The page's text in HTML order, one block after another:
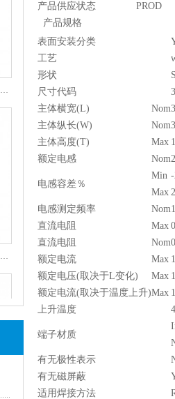
产品供应状态
PROD
产品规格
表面安装分类
工艺
形状
尺寸代码
主体横宽(L)
Nom
主体纵长(W)
Nom
主体高度(T)
Max
额定电感
Nom
电感容差％
Min
Max
电感测定频率
Nom
直流电阻
Max
直流电阻
Nom
额定电流
Max
额定电压(取决于L变化)
Max
额定电流(取决于温度上升)Max
上升温度
端子材质
有无极性表示
有无磁屏蔽
适用焊接方法